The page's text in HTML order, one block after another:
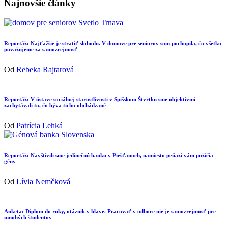
Najnovšie články
Reportáž: Najťažšie je stratiť slobodu. V domove pre seniorov som pochopila, čo všetko
považujeme za samozrejmosť
Od Rebeka Rajtarová
Reportáž: V ústave sociálnej starostlivosti v Spišskom Štvrtku sme objektívmi
zachytávali to, čo býva ticho obchádzané
Od Patrícia Lehká
Reportáž: Navštívili sme jedinečnú banku v Piešťanoch, namiesto peňazí vám požičia
gény
Od Lívia Nemčková
Anketa: Diplom do ruky, otáznik v hlave. Pracovať v odbore nie je samozrejmosť pre
mnohých študentov